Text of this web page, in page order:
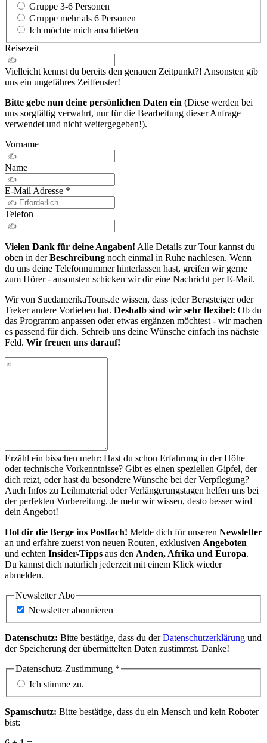
Gruppe 3-6 Personen
Gruppe mehr als 6 Personen
Ich möchte mich anschließen
Reisezeit
Vielleicht kennst du bereits den genauen Zeitpunkt?! Ansonsten gib
uns ein ungefähres Zeitfenster!
Bitte gebe nun deine persönlichen Daten ein (Diese werden bei
uns sorgfältig verwahrt, nur für die Bearbeitung dieser Anfrage
verwendet und nicht weitergegeben!).
Vorname
Name
E-Mail Adresse *
Telefon
Vielen Dank für deine Angaben! Alle Details zur Tour kannst du
oben in derBeschreibung noch einmal in Ruhe nachlesen. Wenn
du uns deine Telefonnummer hinterlassen hast, greifen wir gerne
zum Hörer - ansonsten schicken wir dir eine Nachricht per E-Mail.
Wir von SuedamerikaTours.de wissen, dass jeder Bergsteiger oder
Treker andere Vorlieben hat. Deshalb sind wir sehr flexibel: Ob du
das Programm anpassen oder etwas ergänzen möchtest - wir machen
es passend für dich. Schreib uns deine Wünsche einfach ins nächste
Feld. Wir freuen uns darauf!
Erzähl ein bisschen mehr: Hast du schon Erfahrung in der Höhe
oder technische Vorkenntnisse? Gibt es einen speziellen Gipfel, der
dich reizt, oder hast du besondere Wünsche bei der Verpflegung?
Auch Infos zu Leihmaterial oder Verlängerungstagen helfen uns bei
der perfekten Vorbereitung. Je mehr wir wissen, desto besser wird
dein Angebot!
Hol dir die Berge ins Postfach! Melde dich für unseren Newsletter
an und erfahre zuerst von neuen Routen, exklusiven Angeboten
und echten Insider-Tipps aus den Anden, Afrika und Europa.
Du kannst dich natürlich jederzeit mit einem Klick wieder
abmelden.
Newsletter Abo
Newsletter abonnieren
Datenschutz: Bitte bestätige, dass du derDatenschutzerklärung und
der Speicherung der übermittelten Daten zustimmst. Danke!
Datenschutz-Zustimmung *
Ich stimme zu.
Spamschutz: Bitte bestätige, dass du ein Mensch und kein Roboter
bist: